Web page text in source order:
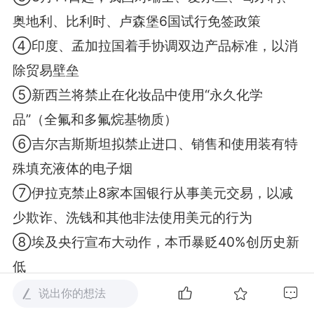
奥地利、比利时、卢森堡6国试行免签政策
④印度、孟加拉国着手协调双边产品标准，以消
除贸易壁垒
⑤新西兰将禁止在化妆品中使用“永久化学
品”（全氟和多氟烷基物质）
⑥吉尔吉斯斯坦拟禁止进口、销售和使用装有特
殊填充液体的电子烟
⑦伊拉克禁止8家本国银行从事美元交易，以减
少欺诈、洗钱和其他非法使用美元的行为
⑧埃及央行宣布大动作，本币暴贬40%创历史新
低
⑨去年Q4美妆个护、女装与女士内衣、家居生
说出你的想法